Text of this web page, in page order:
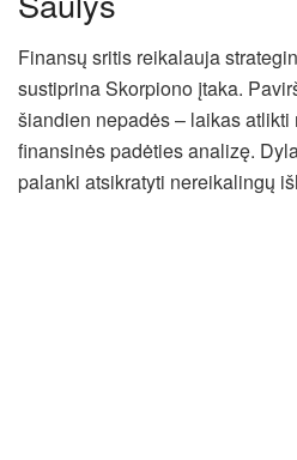
Finansų sritis reikalauja
sustiprina Skorpiono įtaka.
šiandien nepadės – laikas
finansinės padėties analizę.
palanki atsikratyti nereikalingų